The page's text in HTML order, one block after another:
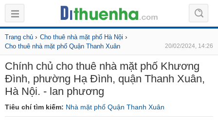
Trang chủ › Cho thuê nhà mặt phố Hà Nội ›
Cho thuê nhà mặt phố Quận Thanh Xuân 20/02/2024, 14:26
Chính chủ cho thuê nhà mặt phố Khương
Đình, phường Hạ Đình, quận Thanh Xuân,
Hà Nội. - lan phương
Tiêu chí tìm kiếm: Nhà mặt phố Quận Thanh Xuân